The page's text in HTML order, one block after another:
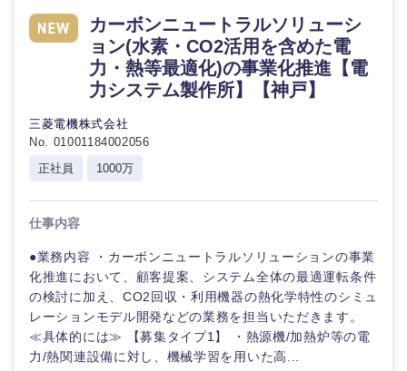
福岡県 佐賀県
長崎県 熊本県
大分県 宮崎県
カーボンニュートラルソリューシ
ョン(水素・CO2活用を含めた電
力・熱等最適化)の事業化推進【電
力システム製作所】【神戸】
三菱電機株式会社
No. 01001184002056
正社員
1000万
仕事内容
●業務内容 ・カーボンニュートラルソリューションの事業
化推進において、顧客提案、システム全体の最適運転条件
の検討に加え、CO2回収・利用機器の熱化学特性のシミュ
レーションモデル開発などの業務を担当いただきます。
≪具体的には≫ 【募集タイプ1】 ・熱源機/加熱炉等の電
力/熱関連設備に対し、機械学習を用いた高...